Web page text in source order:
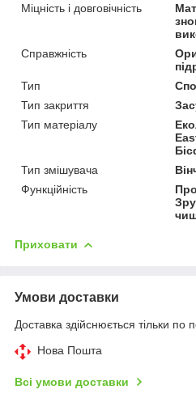
Міцність і довговічність
Справжність
Тип
Тип закриття
Тип матеріалу
Тип змішувача
Функційність
Приховати
Умови доставки
Доставка здійснюється тільки по
Нова Пошта
Всі умови доставки